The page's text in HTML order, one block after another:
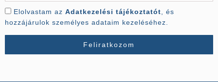
Elolvastam az Adatkezelési tájékoztatót , és
hozzájárulok személyes adataim kezeléséhez.